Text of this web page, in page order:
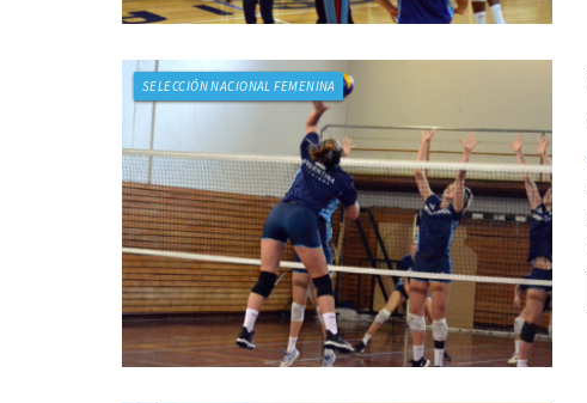
SELECCIÓN NACIONAL FEMENINA